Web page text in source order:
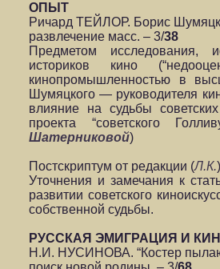
ОПЫТ
Ричард ТЕЙЛОР. Борис
развлечение масс. – 3/38
Предметом исследования,
историков кино
кинопромышленностью в
Шумяцкого — руководителя
влияние на судьбы
проекта “советского
Шатерниковой)
Постскриптум от редакции (Л.К.
Уточнения и замечания к
развитии советского
собственной судьбы.
РУССКАЯ ЭМИГРАЦИЯ И
Н.И. НУСИНОВА. “Костер